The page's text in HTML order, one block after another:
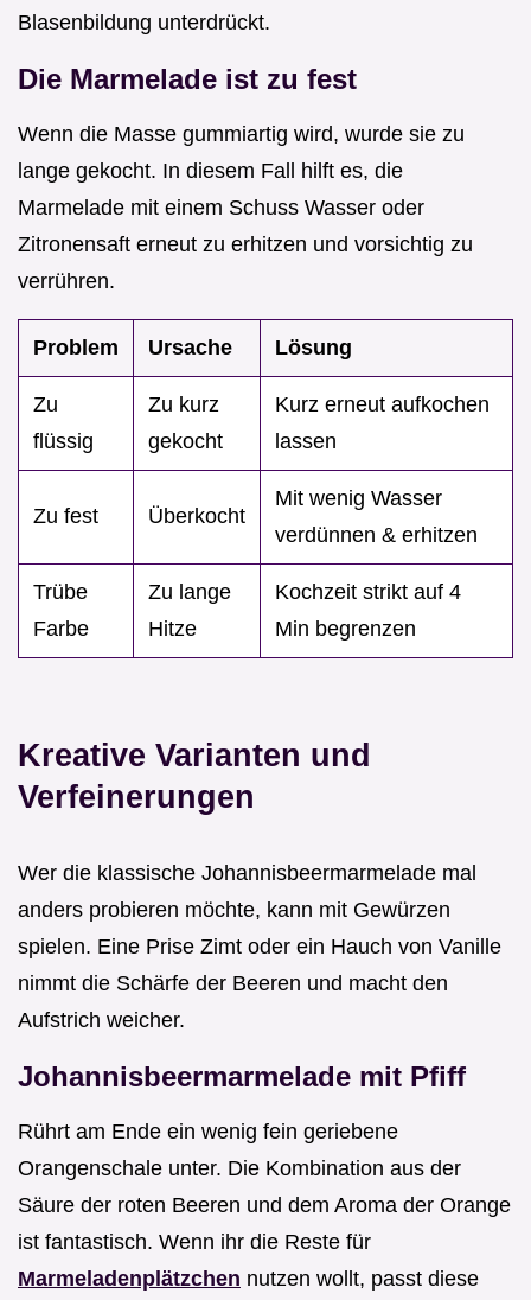
Blasenbildung unterdrückt.
Die Marmelade ist zu fest
Wenn die Masse gummiartig wird, wurde sie zu
lange gekocht. In diesem Fall hilft es, die
Marmelade mit einem Schuss Wasser oder
Zitronensaft erneut zu erhitzen und vorsichtig zu
verrühren.
Problem Ursache Lösung
Zu
flüssig
Zu kurz
gekocht
Kurz erneut aufkochen
lassen
Zu fest Überkocht
Mit wenig Wasser
verdünnen & erhitzen
Trübe
Farbe
Zu lange
Hitze
Kochzeit strikt auf 4
Min begrenzen
Kreative Varianten und
Verfeinerungen
Wer die klassische Johannisbeermarmelade mal
anders probieren möchte, kann mit Gewürzen
spielen. Eine Prise Zimt oder ein Hauch von Vanille
nimmt die Schärfe der Beeren und macht den
Aufstrich weicher.
Johannisbeermarmelade mit Pfiff
Rührt am Ende ein wenig fein geriebene
Orangenschale unter. Die Kombination aus der
Säure der roten Beeren und dem Aroma der Orange
ist fantastisch. Wenn ihr die Reste für
Marmeladenplätzchen nutzen wollt, passt diese